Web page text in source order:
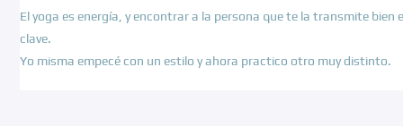
El yoga es energía, y encontrar a la persona que te la transmite bien
clave.
Yo misma empecé con un estilo y ahora practico otro muy distinto.